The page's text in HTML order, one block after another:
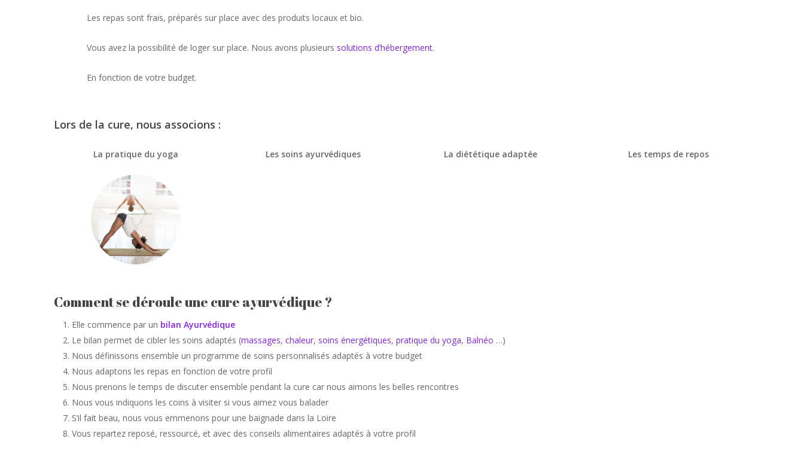
Les repas sont frais, préparés sur place avec des produits locaux et bio.
Vous avez la possibilité de loger sur place. Nous avons plusieurs solutions d’hébergement.
En fonction de votre budget.
Lors de la cure, nous associons :
La pratique du yoga Les soins ayurvédiques La diététique adaptée Les temps de repos
Comment se déroule une cure ayurvédique ?
Elle commence par un bilan Ayurvédique
Le bilan permet de cibler les soins adaptés (massages,chaleur, soins énergétiques,pratique du yoga, Balnéo …)
Nous définissons ensemble un programme de soins personnalisés adaptés à votre budget
Nous adaptons les repas en fonction de votre profil
Nous prenons le temps de discuter ensemble pendant la cure car nous aimons les belles rencontres
Nous vous indiquons les coins à visiter si vous aimez vous balader
S’il fait beau, nous vous emmenons pour une baignade dans la Loire
Vous repartez reposé, ressourcé, et avec des conseils alimentaires adaptés à votre profil